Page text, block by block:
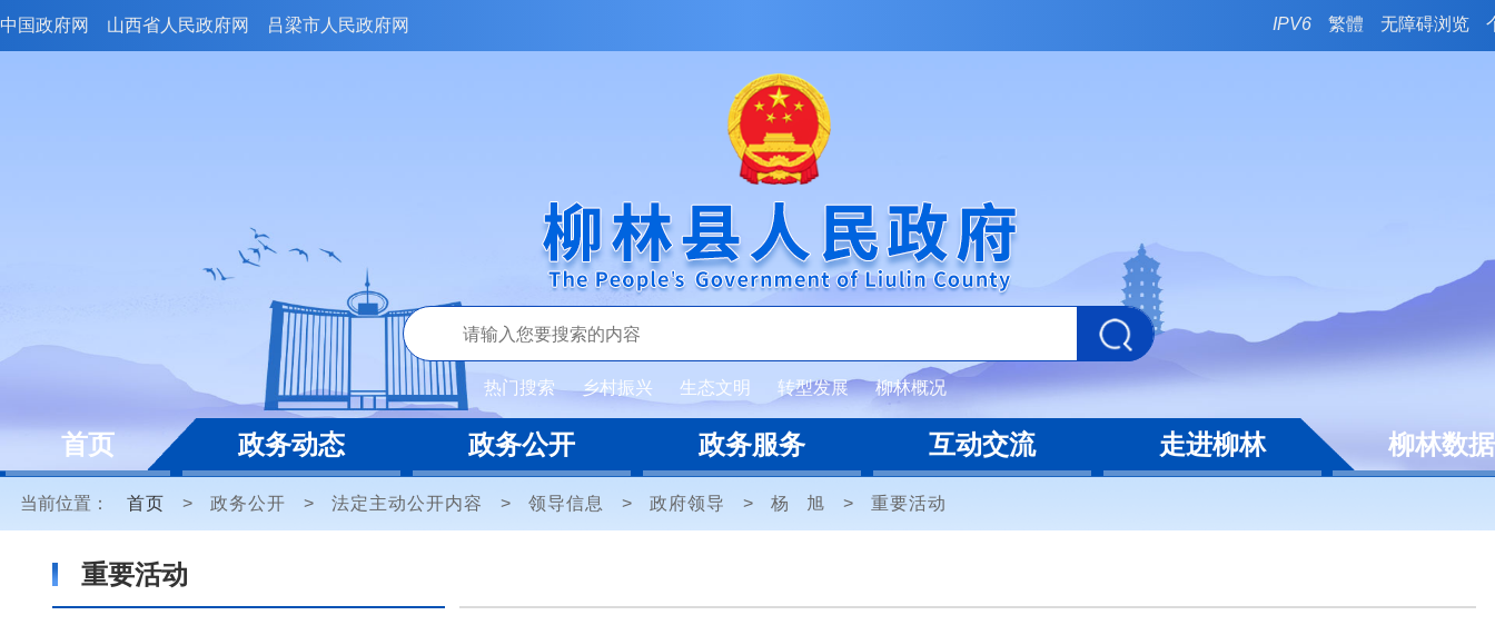
中国政府网 山西省人民政府网 吕梁市人民政府网 IPV6 繁體 无障碍浏览
热门搜索 乡村振兴 生态文明 转型发展 柳林概况
首页 政务动态 政务公开 政务服务 互动交流 走进柳林 柳林数据
当前位置： 首页 > 政务公开 > 法定主动公开内容 > 领导信息 > 政府领导 > 杨 旭 > 重要活动
重要活动